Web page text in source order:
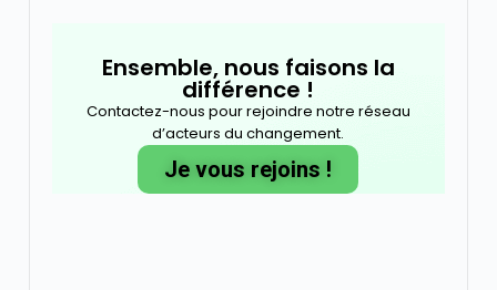
Ensemble, nous faisons la
différence !
Contactez-nous pour rejoindre notre réseau
d’acteurs du changement.
Je vous rejoins !